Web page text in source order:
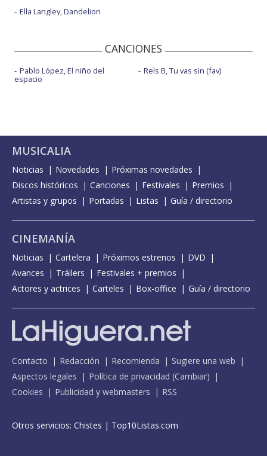
Ella Langley, Dandelion
CANCIONES
Pablo López, El niño del
espacio
Rels B, Tu vas sin (fav)
MUSICALIA
Noticias Novedades
Próximas novedades
Discos históricos
Canciones Festivales
Premios
Artistas y grupos
Portadas Listas Guía / directorio
CINEMANÍA
Noticias Cartelera Próximos estrenos
DVD
Avances
Tráilers
Festivales + premios
Actores y actrices
Carteles Box-office Guía / directorio
Contacto Redacción Recomienda
Sugiere una web
Aspectos legales
Política de privacidad (Cambiar)
Cookies
Publicidad y webmasters RSS
Otros servicios: Chistes | Top10Listas.com